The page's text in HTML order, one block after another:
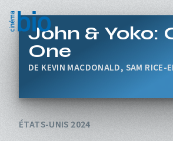
John & Yoko:
One
KEVIN MACDONALD, SAM RICE-
ÉTATS-UNIS 2024